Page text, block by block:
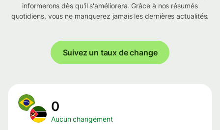
informerons dès qu'il s'améliorera. Grâce à nos résumés
quotidiens, vous ne manquerez jamais les dernières actualités.
Suivez un taux de change
0
Aucun changement